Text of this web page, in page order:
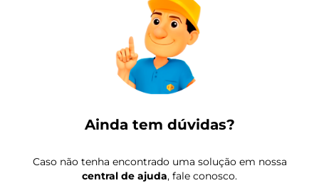
Ainda tem dúvidas?
Caso não tenha encontrado uma solução em nossa
central de ajuda, fale conosco.